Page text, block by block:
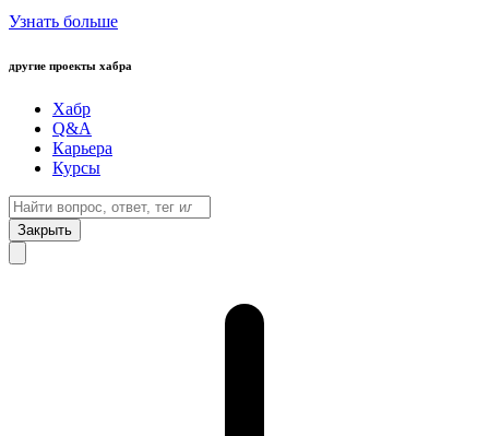
Узнать больше
другие проекты хабра
Хабр
Q&A
Карьера
Курсы
Закрыть